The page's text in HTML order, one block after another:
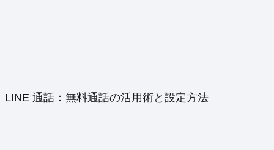
LINE 通話：無料通話の活用術と設定方法